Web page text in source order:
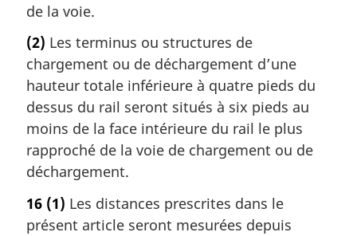
de la voie.
(2) Les terminus ou structures de
chargement ou de déchargement d’une
hauteur totale inférieure à quatre pieds du
dessus du rail seront situés à six pieds au
moins de la face intérieure du rail le plus
rapproché de la voie de chargement ou de
déchargement.
16 (1) Les distances prescrites dans le
présent article seront mesurées depuis